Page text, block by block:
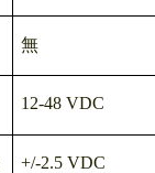
無
12-48 VDC
+/-2.5 VDC